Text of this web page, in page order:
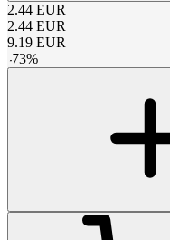
2.44 EUR
2.44 EUR
9.19 EUR
-73%